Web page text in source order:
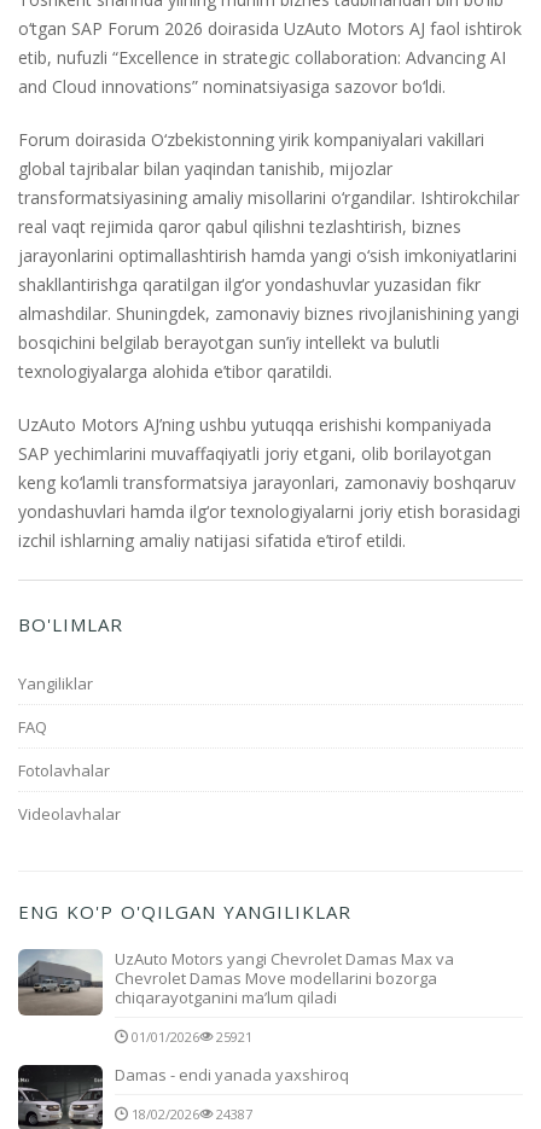
o‘tgan SAP Forum 2026 doirasida UzAuto Motors AJ faol ishtirok
etib, nufuzli “Excellence in strategic collaboration: Advancing AI
and Cloud innovations” nominatsiyasiga sazovor bo‘ldi.
Forum doirasida O‘zbekistonning yirik kompaniyalari vakillari
global tajribalar bilan yaqindan tanishib, mijozlar
transformatsiyasining amaliy misollarini o‘rgandilar. Ishtirokchilar
real vaqt rejimida qaror qabul qilishni tezlashtirish, biznes
jarayonlarini optimallashtirish hamda yangi o‘sish imkoniyatlarini
shakllantirishga qaratilgan ilg‘or yondashuvlar yuzasidan fikr
almashdilar. Shuningdek, zamonaviy biznes rivojlanishining yangi
bosqichini belgilab berayotgan sun’iy intellekt va bulutli
texnologiyalarga alohida e’tibor qaratildi.
UzAuto Motors AJ’ning ushbu yutuqqa erishishi kompaniyada
SAP yechimlarini muvaffaqiyatli joriy etgani, olib borilayotgan
keng ko‘lamli transformatsiya jarayonlari, zamonaviy boshqaruv
yondashuvlari hamda ilg‘or texnologiyalarni joriy etish borasidagi
izchil ishlarning amaliy natijasi sifatida e’tirof etildi.
BO'LIMLAR
Yangiliklar
FAQ
Fotolavhalar
Videolavhalar
ENG KO'P O'QILGAN YANGILIKLAR
UzAuto Motors yangi Chevrolet Damas Max va
Chevrolet Damas Move modellarini bozorga
chiqarayotganini ma’lum qiladi
01/01/2026 25921
Damas - endi yanada yaxshiroq
18/02/2026 24387